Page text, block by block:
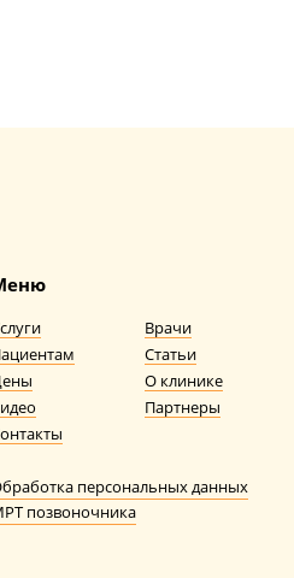
Врачи
Статьи
О клинике
Партнеры
персональных данных
позвоночника